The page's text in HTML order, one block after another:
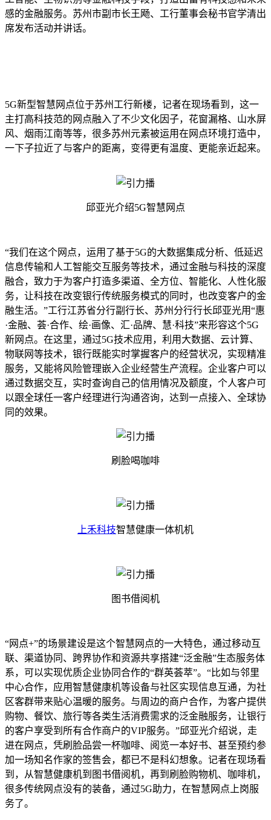
感的金融服务。苏州市副市长王飏、工行董事会秘书官学清出
席发布活动并讲话。
5G新型智慧网点位于苏州工行新楼，记者在现场看到，这一
主打高科技范的网点融入了不少文化因子，花窗漏格、山水屏
风、烟雨江南等等，很多苏州元素被运用在网点环境打造中，
一下子拉近了与客户的距离，变得更有温度、更能亲近起来。
邱亚光介绍5G智慧网点
“我们在这个网点，运用了基于5G的大数据集成分析、低延迟
信息传输和人工智能交互服务等技术，通过金融与科技的深度
融合，致力于为客户打造多渠道、全方位、智能化、人性化服
务，让科技在改变银行传统服务模式的同时，也改变客户的金
融生活。”工行江苏省分行副行长、苏州分行行长邱亚光用“惠
·金融、荟·合作、绘·画像、汇·品牌、慧·科技”来形容这个5G
新网点。在这里，通过5G技术应用，利用大数据、云计算、
物联网等技术，银行既能实时掌握客户的经营状况，实现精准
服务，又能将风险管理嵌入企业经营生产流程。企业客户可以
通过数据交互，实时查询自己的信用情况及额度，个人客户可
以跟全球任一客户经理进行沟通咨询，达到一点接入、全球协
同的效果。
刷脸喝咖啡
上禾科技智慧健康一体机机
图书借阅机
“网点+”的场景建设是这个智慧网点的一大特色，通过移动互
联、渠道协同、跨界协作和资源共享搭建“泛金融”生态服务体
系，可以实现优质企业协同合作的“群英荟萃”。“比如与邻里
中心合作，应用智慧健康机等设备与社区实现信息互通，为社
区客群带来贴心温暖的服务。与周边的商户合作，为客户提供
购物、餐饮、旅行等各类生活消费需求的泛金融服务，让银行
的客户享受到所有合作商户的VIP服务。”邱亚光介绍说，走
进在网点，凭刷脸品尝一杯咖啡、阅览一本好书、甚至预约参
加一场知名作家的签售会，都已不是科幻想象。记者在现场看
到，从智慧健康机到图书借阅机，再到刷脸购物机、咖啡机，
很多传统网点没有的装备，通过5G助力，在智慧网点上岗服
务了。